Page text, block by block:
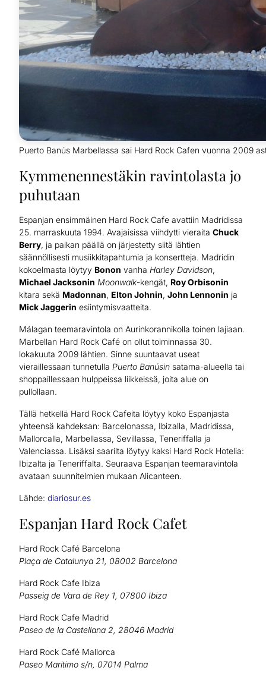
Puerto Banús Marbellassa sai Hard Rock Cafen vuonna 2009
Kymmenennestäkin ravintolasta jo
puhutaan
Espanjan ensimmäinen Hard Rock Cafe avattiin Madridissa
25. marraskuuta 1994. Avajaisissa viihdytti vieraita Chuck
Berry, ja paikan päällä on järjestetty siitä lähtien
säännöllisesti musiikkitapahtumia ja konsertteja. Madridin
kokoelmasta löytyy Bonon vanha Harley Davidson,
Michael Jacksonin Moonwalk-kengät, Roy Orbisonin
kitara sekä Madonnan, Elton Johnin, John Lennonin ja
Mick Jaggerin esiintymisvaatteita.
Málagan teemaravintola on Aurinkorannikolla toinen lajiaan.
Marbellan Hard Rock Café on ollut toiminnassa 30.
lokakuuta 2009 lähtien. Sinne suuntaavat useat
vieraillessaan tunnetulla Puerto Banúsin satama-alueella tai
shoppaillessaan hulppeissa liikkeissä, joita alue on
pullollaan.
Tällä hetkellä Hard Rock Cafeita löytyy koko Espanjasta
yhteensä kahdeksan: Barcelonassa, Ibizalla, Madridissa,
Mallorcalla, Marbellassa, Sevillassa, Teneriffalla ja
Valenciassa. Lisäksi saarilta löytyy kaksi Hard Rock Hotelia:
Ibizalta ja Teneriffalta. Seuraava Espanjan teemaravintola
avataan suunnitelmien mukaan Alicanteen.
Lähde: diariosur.es
Espanjan Hard Rock Cafet
Hard Rock Café Barcelona
Plaça de Catalunya 21, 08002 Barcelona
Hard Rock Cafe Ibiza
Passeig de Vara de Rey 1, 07800 Ibiza
Hard Rock Cafe Madrid
Paseo de la Castellana 2, 28046 Madrid
Hard Rock Café Mallorca
Paseo Maritimo s/n, 07014 Palma